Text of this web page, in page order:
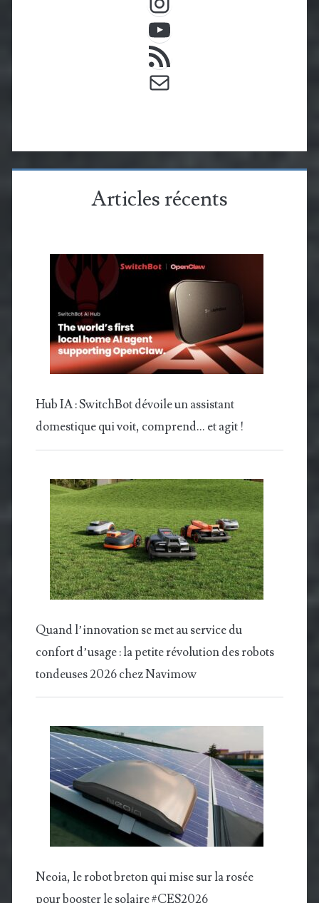
Articles récents
Hub IA : SwitchBot dévoile un assistant
domestique qui voit, comprend… et agit !
Quand l’innovation se met au service du
confort d’usage : la petite révolution des robots
tondeuses 2026 chez Navimow
Neoia, le robot breton qui mise sur la rosée
pour booster le solaire #CES2026